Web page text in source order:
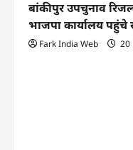
i
g
बांकीपुर उपचुनाव
भाजपा कार्यालय पहुंचे
Fark India Web 20